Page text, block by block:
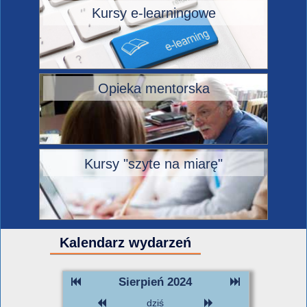
Kursy e-learningowe
Opieka mentorska
Kursy "szyte na miarę"
Kalendarz wydarzeń
Sierpień 2024
dziś